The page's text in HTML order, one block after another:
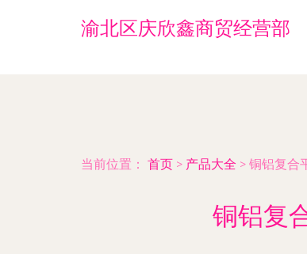
渝北区庆欣鑫商贸经营部
当前位置： 首页 > 产品大全 > 铜铝复合
铜铝复